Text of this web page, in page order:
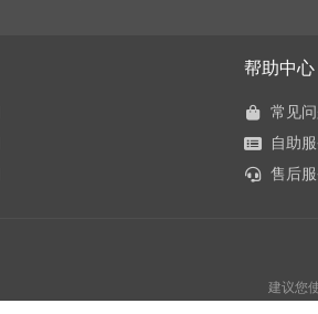
帮助中心
常见
自助
售后
建议您